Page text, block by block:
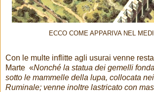
ECCO COME APPARIVA NEL
Con le multe inflitte agli usurai venne
Marte «Nonché la statua dei gemelli
sotto le mammelle della lupa, collocata
Ruminale; venne inoltre lastricato con